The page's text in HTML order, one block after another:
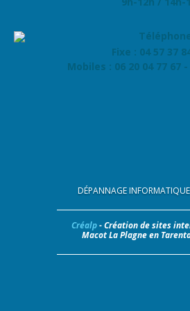
Fixe : 04 57 37
Mobiles : 06 20 04 77 67 -
DÉPANNAGE INFORMATIQUE
Créalp- Création de sites
Macot La Plagne en